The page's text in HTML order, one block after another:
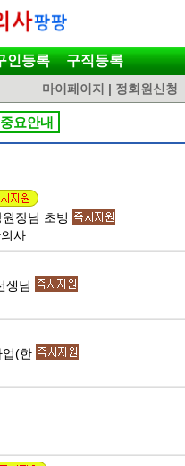
인등록 구직등록
마이페이지 | 정회원신청
중요안내
장님 초빙
사
생님
업(한